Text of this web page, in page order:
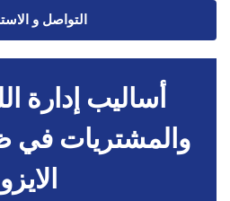
التواصل و
أساليب إدارة
والمشتريات في
الايزو